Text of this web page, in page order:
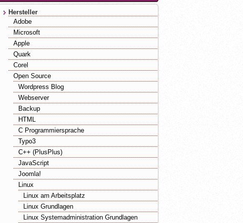
Hersteller
Adobe
Microsoft
Apple
Quark
Corel
Open Source
Wordpress Blog
Webserver
Backup
HTML
C Programmiersprache
Typo3
C++ (PlusPlus)
JavaScript
Joomla!
Linux
Linux am Arbeitsplatz
Linux Grundlagen
Linux Systemadministration Grundlagen